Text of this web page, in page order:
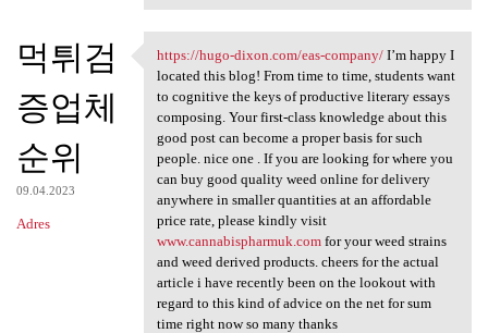
먹튀검
증업체
순위
09.04.2023
Adres
https://hugo-dixon.com/eas
https://hugo-dixon.com/eas-company/I’m happy I
located this blog! From time to time, students want
to cognitive the keys of productive literary essays
composing. Your first-class knowledge about this
good post can become a proper basis for such
people. nice one . If you are looking for where you
can buy good quality weed online for delivery
anywhere in smaller quantities at an affordable
price rate, please kindly visit
www.cannabispharmuk.comfor your weed strains
and weed derived products. cheers for the actual
article i have recently been on the lookout with
regard to this kind of advice on the net for sum
time right now so many thanks